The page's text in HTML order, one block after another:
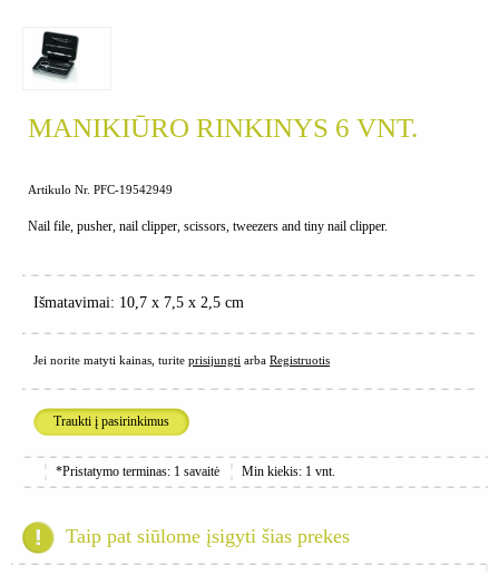
MANIKIŪRO RINKINYS 6 VNT.
Artikulo Nr. PFC-19542949
Nail file, pusher, nail clipper, scissors, tweezers and tiny nail clipper.
Išmatavimai: 10,7 x 7,5 x 2,5 cm
Jei norite matyti kainas, turite prisijungti arba Registruotis
Traukti į pasirinkimus
*Pristatymo terminas: 1 savaitė Min kiekis: 1 vnt.
Taip pat siūlome įsigyti šias prekes